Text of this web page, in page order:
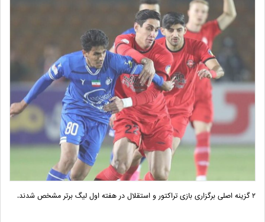
۲ گزینه اصلی برگزاری بازی تراکتور و استقلال در هفته اول لیگ برتر مشخص شدند.